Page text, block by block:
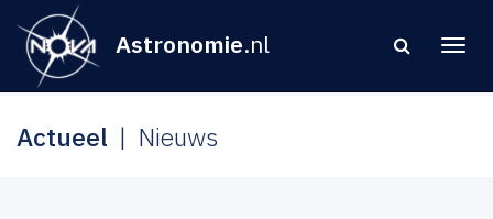
Astronomie.nl
Actueel Nieuws